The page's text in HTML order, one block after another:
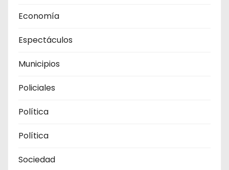
Economía
Espectáculos
Municipios
Policiales
Política
Política
Sociedad